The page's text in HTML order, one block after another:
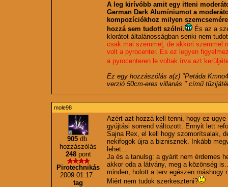
A leg kirívóbb amit egy itteni
German Dark Alumíniumot a
kompozíciókhoz milyen
hozzá sem tudott szólni.
És az a
klorátot általánosságban senki nem
csak mai szemmel, de akkori szemmel
volt a pyrocenter. És ez legyen
a pyrocenteren le voltak írva azt
Ez egy hozzászólás a(z) "Petáda
verzió 50cm-eres villanás " című
mole98
905 db.
hozzászólás
248pont
Pirotechnikás
2009.01.17.
tag
Azért azt hozzá kell tenni, hogy ez
gyújtási sorrend változott. Ennyit lett
Sajna Rex, el kell hogy szomorítsalak,
nekifogok újra a biznisznek. Inkább
lehet...
Ja és a tanulsg: a gyárit nem érdemes
akkor oda a látvány, meg a közönség
minden, holott a terv egészen máshogy
Miért nem tudok szerkeszteni?